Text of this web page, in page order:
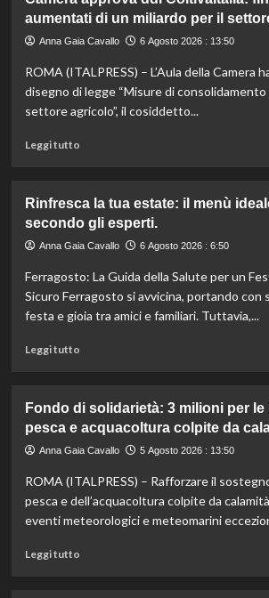
Mortadella
ritirata:
rischio
scopri
quali
marche
aumentati di un miliardo per il
Anna Gaia Cavallo 6 Agosto 2026 : 13:50
ROMA (ITALPRESS) – L’Aula della Camera
disegno di legge “Misure di
settore agricolo”, il cosiddetto...
Leggi tuttoLeggi
Camera
approva
ddl
finanziamenti
aumentati
di
primario.
Rinfresca la tua estate: il menù
secondo gli esperti.
Anna Gaia Cavallo 6 Agosto 2026 : 6:50
Ferragosto: La Guida della Salute per un
Sicuro Ferragosto si avvicina, portando con
festa e gioia tra amici e familiari. Tuttavia,...
Leggi tuttoLeggi
Rinfresca
la
tua
il
menù
ideale
Fondo di solidarietà: 3 milioni per le
pesca e acquacoltura colpite da
Anna Gaia Cavallo 5 Agosto 2026 : 13:50
ROMA (ITALPRESS) – Rafforzare il
pesca e dell’acquacoltura colpite da
eventi meteorologici e meteomarini
Leggi tuttoLeggi